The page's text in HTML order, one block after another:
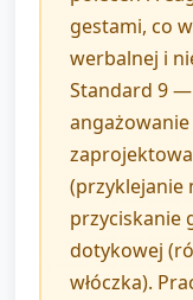
gestami, co
werbalnej i
Standard 9
angażowanie
(przyklejanie
przyciskanie
dotykowej
włóczka).